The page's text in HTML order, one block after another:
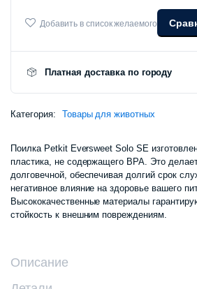
количество
Добавить в список желаемого
Платная доставка по городу
Категория: Товары для животных
Поилка Petkit Eversweet Solo SE
пластика, не содержащего BPA. Это
долговечной, обеспечивая долгий срок
негативное влияние на здоровье вашего
Высококачественные материалы
стойкость к внешним повреждениям.
Описание